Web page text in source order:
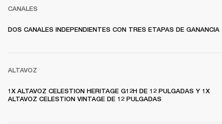
CANALES
DOS CANALES INDEPENDIENTES CON TRES ETAPAS DE GANANCIA
ALTAVOZ
1X ALTAVOZ CELESTION HERITAGE G12H DE 12 PULGADAS Y 1X
ALTAVOZ CELESTION VINTAGE DE 12 PULGADAS